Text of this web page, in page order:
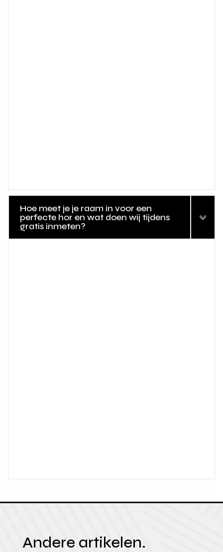
Hoe meet je je raam in voor een
perfecte hor en wat doen wij tijdens
gratis inmeten?
Andere artikelen.